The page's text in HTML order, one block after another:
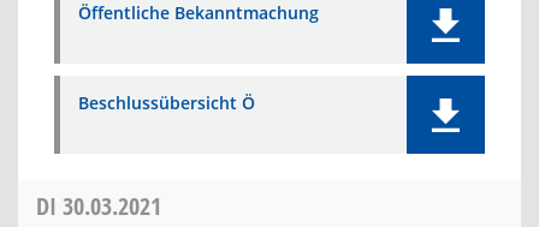
Öffentliche Bekanntmachung
Beschlussübersicht Ö
DI 30.03.2021